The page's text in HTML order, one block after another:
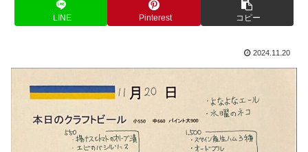
LINE Pinterest コピー
2024.11.20